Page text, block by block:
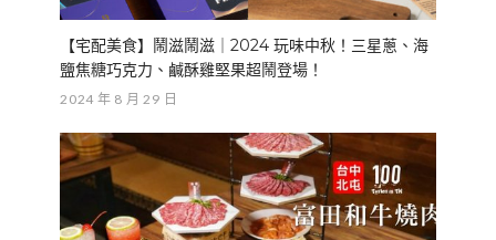
【宅配美食】鬧滋鬧滋｜2024 玩味中秋！三星蔥、海
鹽焦糖巧克力、鹹酥雞堅果超鬧登場！
2024 年 8 月 29 日